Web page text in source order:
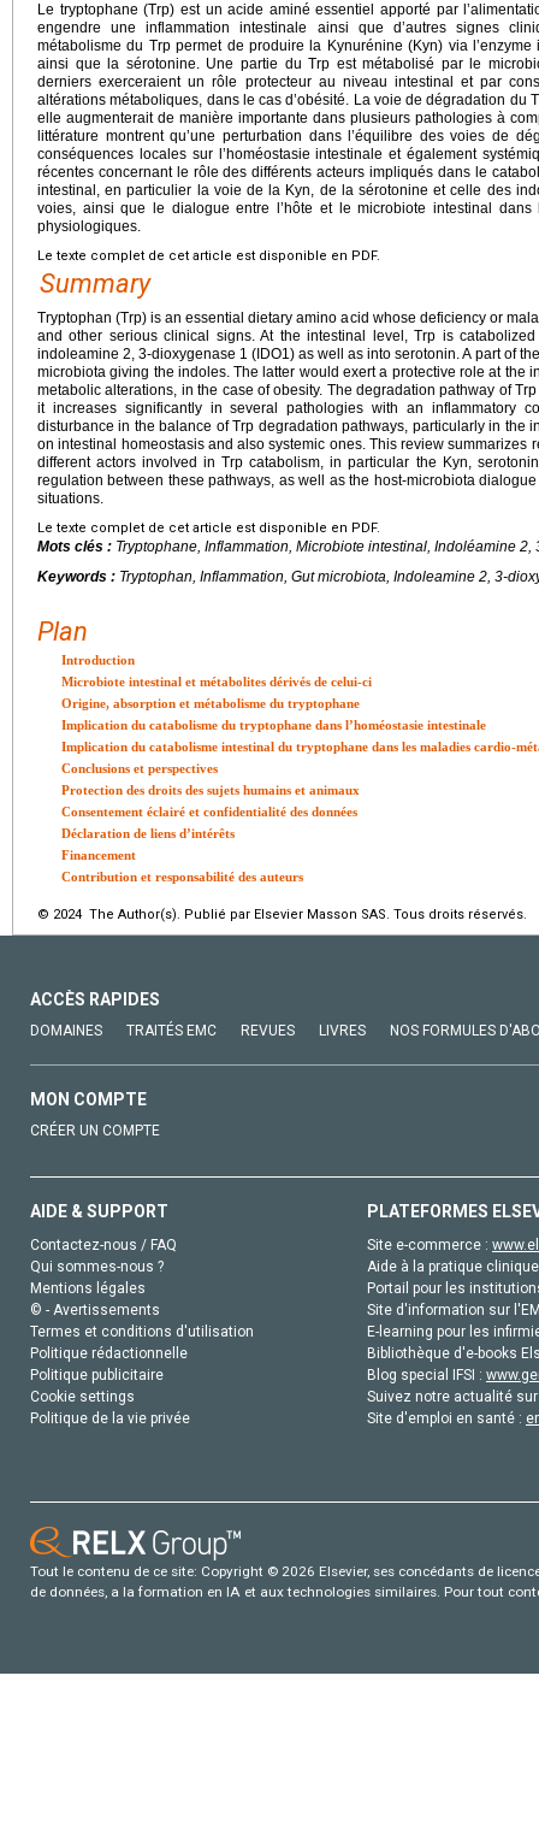
Le tryptophane (Trp) est un acide aminé essentiel apporté par
engendre une inflammation intestinale ainsi que d’autres signes
métabolisme du Trp permet de produire la Kynurénine (Kyn) via
ainsi que la sérotonine. Une partie du Trp est métabolisé par le
derniers exerceraient un rôle protecteur au niveau intestinal et par
altérations métaboliques, dans le cas d’obésité. La voie de dégradation du
elle augmenterait de manière importante dans plusieurs pathologies à
littérature montrent qu’une perturbation dans l’équilibre des voies de
conséquences locales sur l’homéostasie intestinale et également
récentes concernant le rôle des différents acteurs impliqués dans le
intestinal, en particulier la voie de la Kyn, de la sérotonine et celle des
voies, ainsi que le dialogue entre l’hôte et le microbiote intestinal
physiologiques.
Le texte complet de cet article est disponible en PDF.
Summary
Tryptophan (Trp) is an essential dietary amino acid whose deficiency or
and other serious clinical signs. At the intestinal level, Trp is
indoleamine 2, 3-dioxygenase 1 (IDO1) as well as into serotonin. A part of
microbiota giving the indoles. The latter would exert a protective role at the
metabolic alterations, in the case of obesity. The degradation pathway of
it increases significantly in several pathologies with an inflammatory
disturbance in the balance of Trp degradation pathways, particularly in the
on intestinal homeostasis and also systemic ones. This review summarizes
different actors involved in Trp catabolism, in particular the Kyn,
regulation between these pathways, as well as the host-microbiota
situations.
Le texte complet de cet article est disponible en PDF.
Mots clés : Tryptophane, Inflammation, Microbiote intestinal, Indoléamine
Keywords : Tryptophan, Inflammation, Gut microbiota, Indoleamine 2, 3-
Plan
Introduction
Microbiote intestinal et métabolites dérivés de celui-ci
Origine, absorption et métabolisme du tryptophane
Implication du catabolisme du tryptophane dans l’homéostasie intestinale
Implication du catabolisme intestinal du tryptophane dans les maladies cardio-
Conclusions et perspectives
Protection des droits des sujets humains et animaux
Consentement éclairé et confidentialité des données
Déclaration de liens d’intérêts
Financement
Contribution et responsabilité des auteurs
© 2024 The Author(s). Publié par Elsevier Masson SAS. Tous droits réservés.
ACCÈS RAPIDES
DOMAINES TRAITÉS EMC REVUES LIVRES NOS FORMULES
MON COMPTE
CRÉER UN COMPTE
AIDE & SUPPORT
Contactez-nous / FAQ
Qui sommes-nous ?
Mentions légales
© - Avertissements
Termes et conditions d'utilisation
Politique rédactionnelle
Politique publicitaire
Cookie settings
Politique de la vie privée
PLATEFORMES
Site e-commerce :
Aide à la pratique
Portail pour les
Site d'information sur
E-learning pour les
Bibliothèque d'e-books
Blog special IFSI :
Suivez notre actualité
Site d'emploi en santé :
Tout le contenu de ce site: Copyright © 2026 Elsevier, ses concédants de
de données, a la formation en IA et aux technologies similaires. Pour tout